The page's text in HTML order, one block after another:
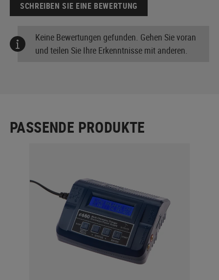
SCHREIBEN SIE EINE BEWERTUNG
Keine Bewertungen gefunden. Gehen Sie voran
und teilen Sie Ihre Erkenntnisse mit anderen.
PASSENDE PRODUKTE